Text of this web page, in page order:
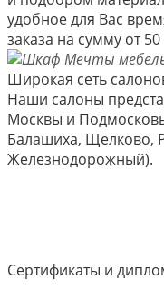
удобное для Вас
заказа на сумму от 50
Широкая сеть
Наши салоны
Москвы и
Балашиха, Щелково,
Железнодорожный).
Сертификаты и